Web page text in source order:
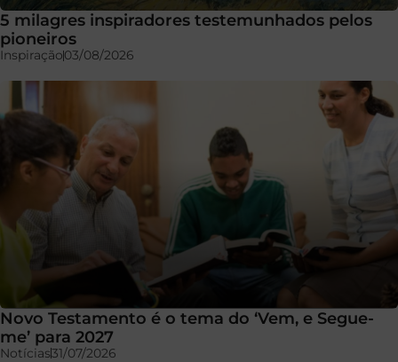
5 milagres inspiradores testemunhados pelos
pioneiros
Inspiração03/08/2026
Novo Testamento é o tema do ‘Vem, e Segue-
me’ para 2027
Notícias31/07/2026